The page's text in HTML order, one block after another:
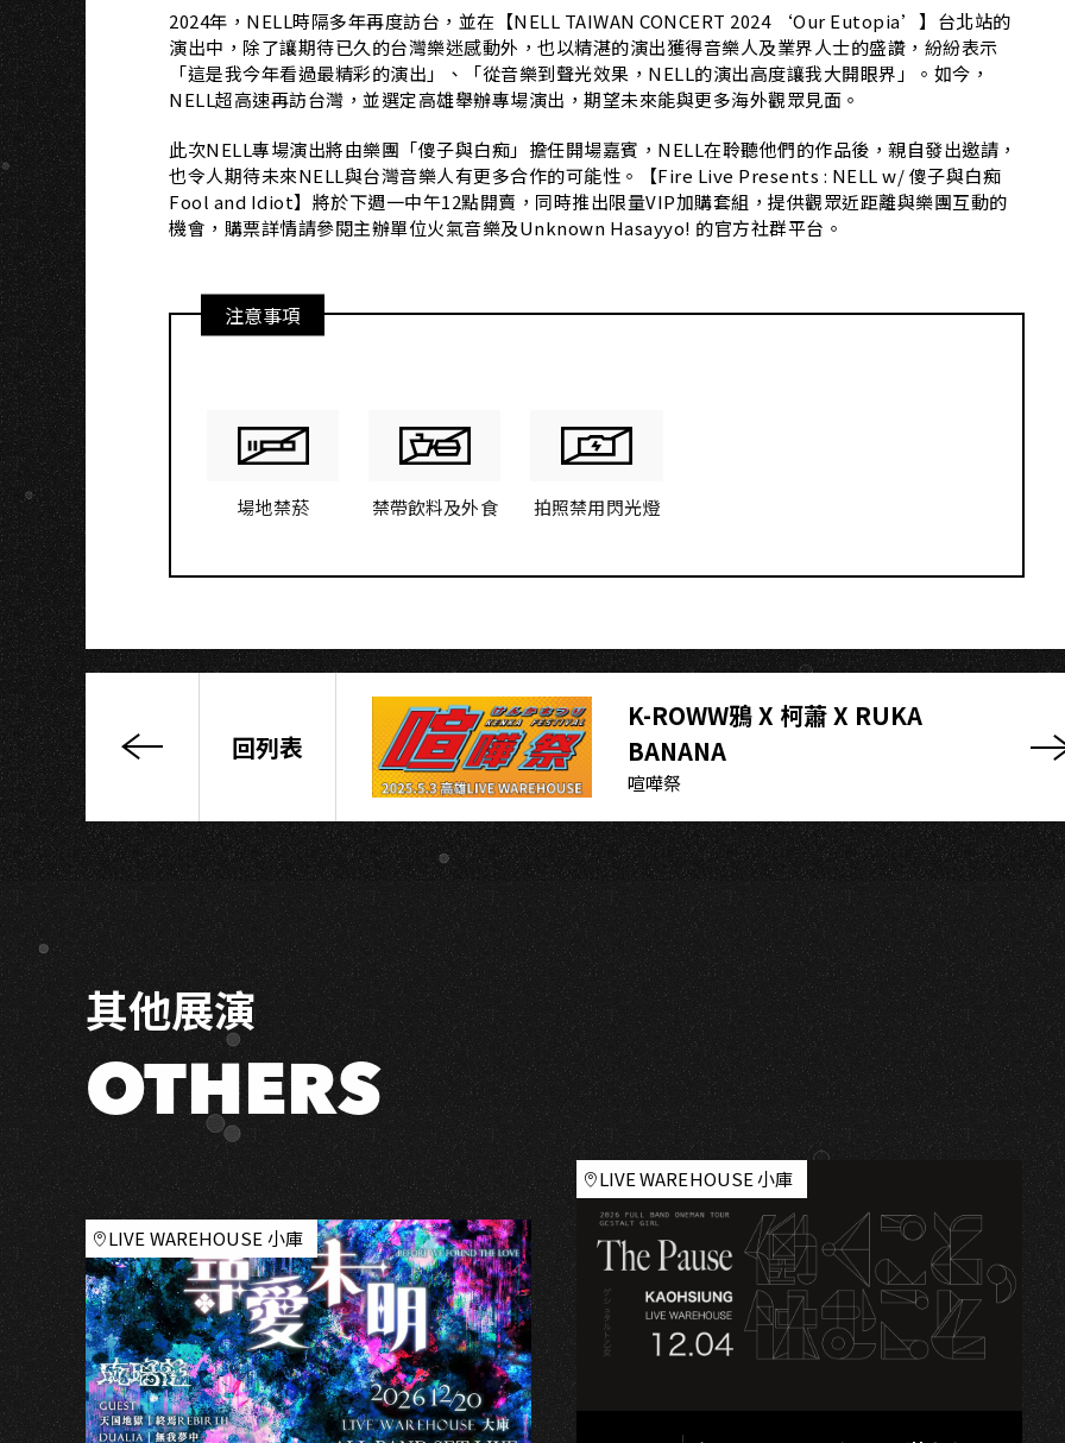
2024年，NELL時隔多年再度訪台，並在【NELL TAIWAN CONCERT 2024 ‘Our Eutopia’】台北站的
演出中，除了讓期待已久的台灣樂迷感動外，也以精湛的演出獲得音樂人及業界人士的盛讚，紛紛表示
「這是我今年看過最精彩的演出」、「從音樂到聲光效果，NELL的演出高度讓我大開眼界」。如今，
NELL超高速再訪台灣，並選定高雄舉辦專場演出，期望未來能與更多海外觀眾見面。
此次NELL專場演出將由樂團「傻子與白痴」擔任開場嘉賓，NELL在聆聽他們的作品後，親自發出邀請，
也令人期待未來NELL與台灣音樂人有更多合作的可能性。【Fire Live Presents : NELL w/ 傻子與白痴
Fool and Idiot】將於下週一中午12點開賣，同時推出限量VIP加購套組，提供觀眾近距離與樂團互動的
機會，購票詳情請參閱主辦單位火氣音樂及Unknown Hasayyo! 的官方社群平台。
注意事項
場地禁菸 禁帶飲料及外食 拍照禁用閃光燈
LIVE
‘PULSE’
THE
FINAL
IN
KAOHSIUNG
回列表
K-ROWW鴉 X 柯蕭 X RUKA
BANANA
喧嘩祭
其他展演
OTHERS
LIVE WAREHOUSE 小庫
LIVE WAREHOUSE 小庫